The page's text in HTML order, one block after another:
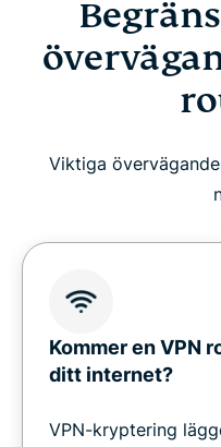
Viktiga
Kommer en VPN
ditt internet?
VPN-kryptering